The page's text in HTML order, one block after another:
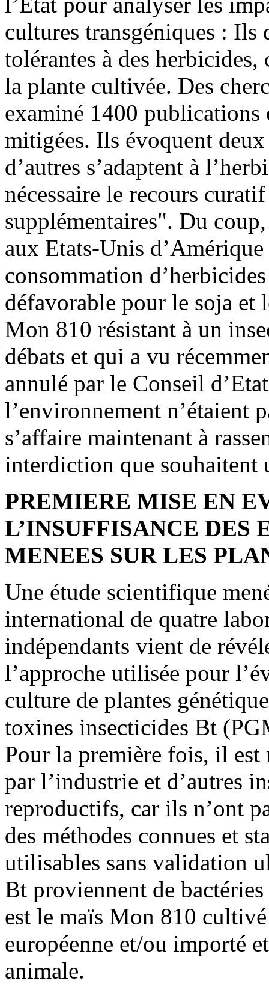
cultures transgéniques : Ils
tolérantes à des
la plante cultivée. Des
examiné 1400 publications
mitigées. Ils évoquent
d’autres s’adaptent à
nécessaire le recours
supplémentaires". Du
aux Etats-Unis
consommation
défavorable pour le soja et
Mon 810 résistant à un
débats et qui a vu
annulé par le Conseil
l’environnement n’étaient
s’affaire maintenant à
interdiction que souhaitent
PREMIERE MISE EN
L’INSUFFISANCE DES
MENEES SUR LES
Une étude scientifique
international de quatre
indépendants vient de
l’approche utilisée pour
culture de plantes
toxines insecticides Bt
Pour la première fois, il est
par l’industrie et d’autres
reproductifs, car ils n’ont
des méthodes connues et
utilisables sans validation
Bt proviennent de
est le maïs Mon 810
européenne et/ou importé
animale.